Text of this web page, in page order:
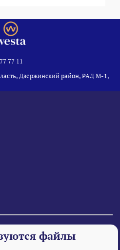
77 11
Дзержинский район, РАД М-1,
Все права защищены.
файлы